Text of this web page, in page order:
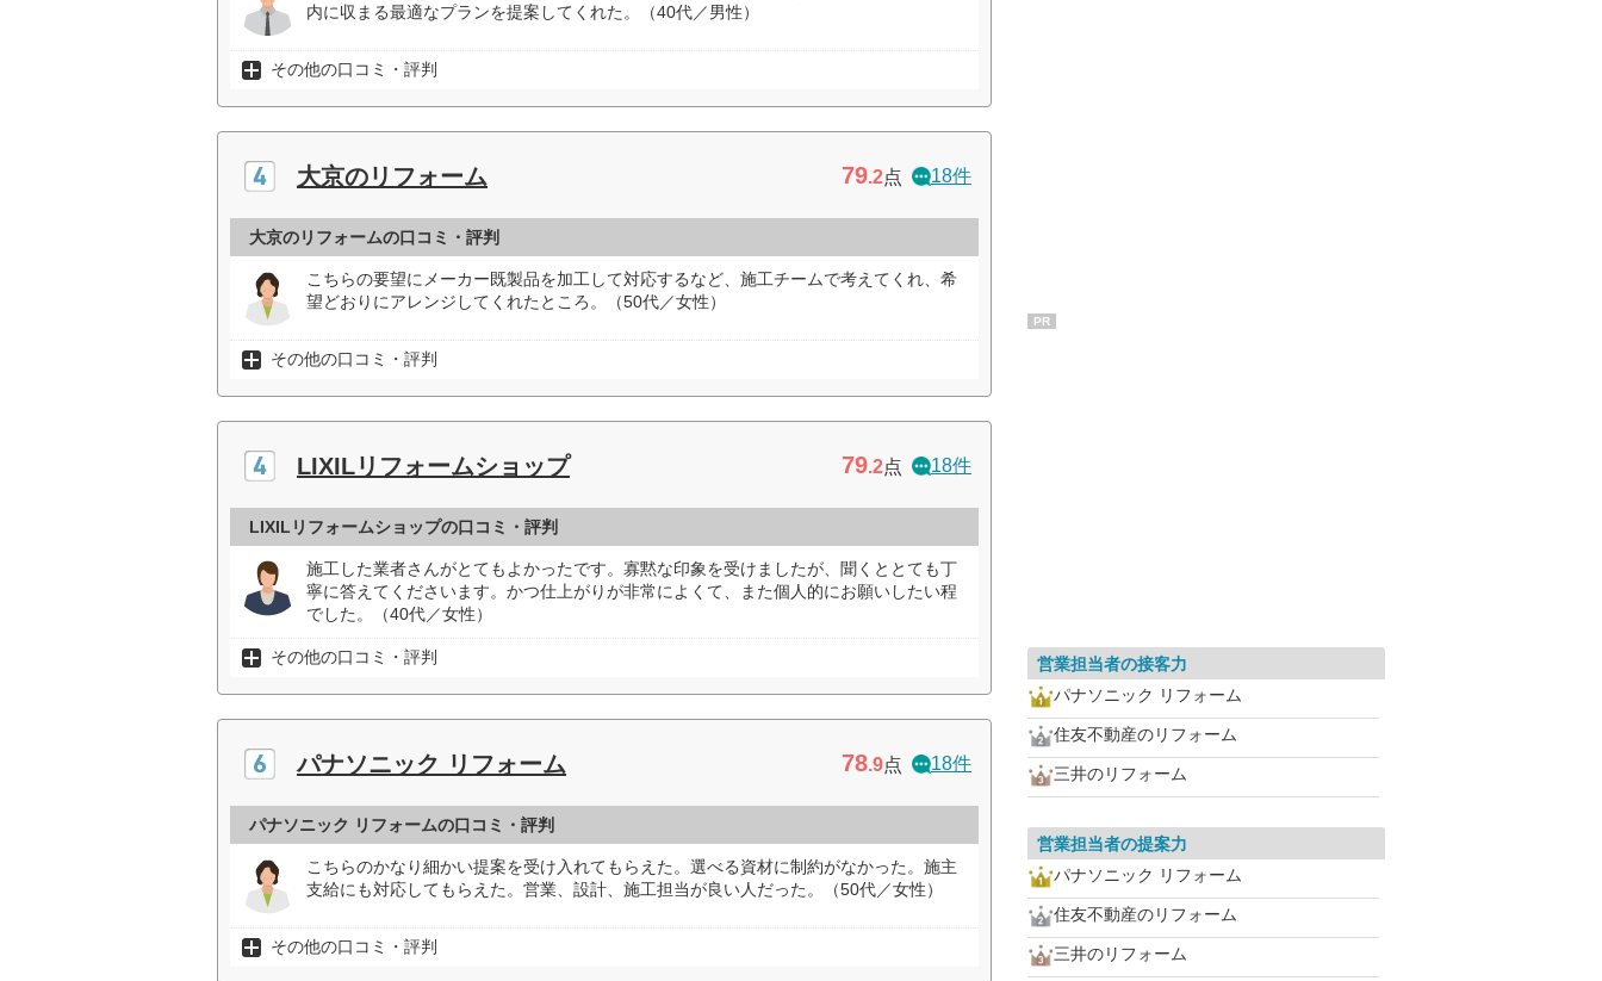
内に収まる最適なプランを提案してくれた。（40代／男性）
その他の口コミ・評判
大京のリフォーム 79.2点 18件
大京のリフォームの口コミ・評判
こちらの要望にメーカー既製品を加工して対応するなど、施工チームで考えてくれ、希
望どおりにアレンジしてくれたところ。（50代／女性）
その他の口コミ・評判
LIXILリフォームショップ 79.2点 18件
LIXILリフォームショップの口コミ・評判
施工した業者さんがとてもよかったです。寡黙な印象を受けましたが、聞くととても丁
寧に答えてくださいます。かつ仕上がりが非常によくて、また個人的にお願いしたい程
でした。（40代／女性）
その他の口コミ・評判
パナソニック リフォーム 78.9点 18件
パナソニック リフォームの口コミ・評判
こちらのかなり細かい提案を受け入れてもらえた。選べる資材に制約がなかった。施主
支給にも対応してもらえた。営業、設計、施工担当が良い人だった。（50代／女性）
その他の口コミ・評判
PR
営業担当者の接客力
パナソニック リフォーム
住友不動産のリフォーム
三井のリフォーム
営業担当者の提案力
パナソニック リフォーム
住友不動産のリフォーム
三井のリフォーム